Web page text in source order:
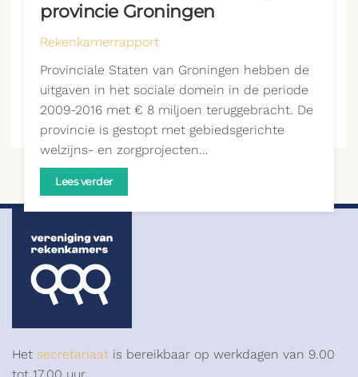
provincie Groningen
Rekenkamerrapport
Provinciale Staten van Groningen hebben de
uitgaven in het sociale domein in de periode
2009-2016 met € 8 miljoen teruggebracht. De
provincie is gestopt met gebiedsgerichte
welzijns- en zorgprojecten…
Lees verder
Het secretariaat is bereikbaar op werkdagen van 9.00